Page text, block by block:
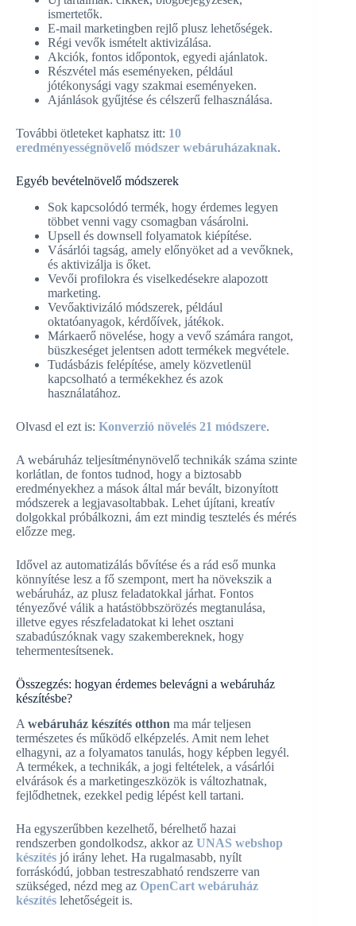
ismertetők.
E-mail marketingben rejlő plusz lehetőségek.
Régi vevők ismételt aktivizálása.
Akciók, fontos időpontok, egyedi ajánlatok.
Részvétel más eseményeken, például
jótékonysági vagy szakmai eseményeken.
Ajánlások gyűjtése és célszerű felhasználása.
További ötleteket kaphatsz itt: 10
eredményességnövelő módszer webáruházaknak.
Egyéb bevételnövelő módszerek
Sok kapcsolódó termék, hogy érdemes legyen
többet venni vagy csomagban vásárolni.
Upsell és downsell folyamatok kiépítése.
Vásárlói tagság, amely előnyöket ad a vevőknek,
és aktivizálja is őket.
Vevői profilokra és viselkedésekre alapozott
marketing.
Vevőaktivizáló módszerek, például
oktatóanyagok, kérdőívek, játékok.
Márkaerő növelése, hogy a vevő számára rangot,
büszkeséget jelentsen adott termékek megvétele.
Tudásbázis felépítése, amely közvetlenül
kapcsolható a termékekhez és azok
használatához.
Olvasd el ezt is: Konverzió növelés 21 módszere.
A webáruház teljesítménynövelő technikák száma szinte
korlátlan, de fontos tudnod, hogy a biztosabb
eredményekhez a mások által már bevált, bizonyított
módszerek a legjavasoltabbak. Lehet újítani, kreatív
dolgokkal próbálkozni, ám ezt mindig tesztelés és mérés
előzze meg.
Idővel az automatizálás bővítése és a rád eső munka
könnyítése lesz a fő szempont, mert ha növekszik a
webáruház, az plusz feladatokkal járhat. Fontos
tényezővé válik a hatástöbbszörözés megtanulása,
illetve egyes részfeladatokat ki lehet osztani
szabadúszóknak vagy szakembereknek, hogy
tehermentesítsenek.
Összegzés: hogyan érdemes belevágni a webáruház
készítésbe?
A webáruház készítés otthon ma már teljesen
természetes és működő elképzelés. Amit nem lehet
elhagyni, az a folyamatos tanulás, hogy képben legyél.
A termékek, a technikák, a jogi feltételek, a vásárlói
elvárások és a marketingeszközök is változhatnak,
fejlődhetnek, ezekkel pedig lépést kell tartani.
Ha egyszerűbben kezelhető, bérelhető hazai
rendszerben gondolkodsz, akkor az UNAS webshop
készítés jó irány lehet. Ha rugalmasabb, nyílt
forráskódú, jobban testreszabható rendszerre van
szükséged, nézd meg az OpenCart webáruház
készítés lehetőségeit is.